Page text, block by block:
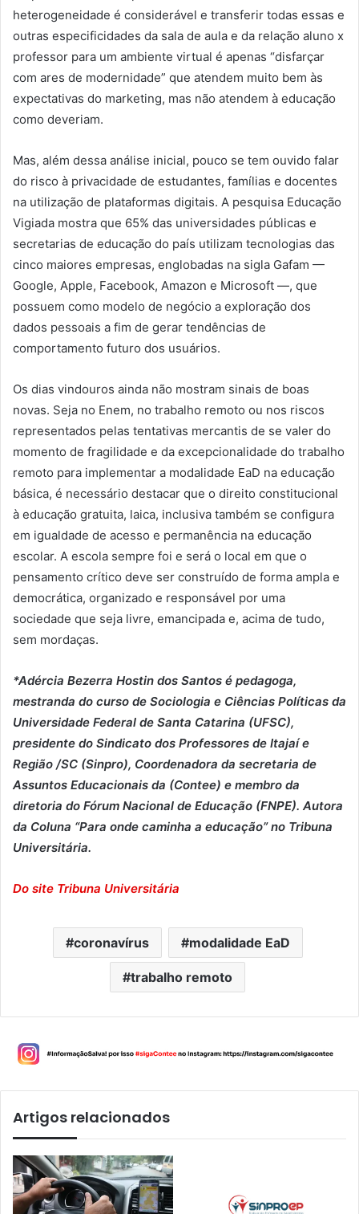
heterogeneidade é considerável e transferir todas essas e
outras especificidades da sala de aula e da relação aluno x
professor para um ambiente virtual é apenas “disfarçar
com ares de modernidade” que atendem muito bem às
expectativas do marketing, mas não atendem à educação
como deveriam.
Mas, além dessa análise inicial, pouco se tem ouvido falar
do risco à privacidade de estudantes, famílias e docentes
na utilização de plataformas digitais. A pesquisa Educação
Vigiada mostra que 65% das universidades públicas e
secretarias de educação do país utilizam tecnologias das
cinco maiores empresas, englobadas na sigla Gafam —
Google, Apple, Facebook, Amazon e Microsoft —, que
possuem como modelo de negócio a exploração dos
dados pessoais a fim de gerar tendências de
comportamento futuro dos usuários.
Os dias vindouros ainda não mostram sinais de boas
novas. Seja no Enem, no trabalho remoto ou nos riscos
representados pelas tentativas mercantis de se valer do
momento de fragilidade e da excepcionalidade do trabalho
remoto para implementar a modalidade EaD na educação
básica, é necessário destacar que o direito constitucional
à educação gratuita, laica, inclusiva também se configura
em igualdade de acesso e permanência na educação
escolar. A escola sempre foi e será o local em que o
pensamento crítico deve ser construído de forma ampla e
democrática, organizado e responsável por uma
sociedade que seja livre, emancipada e, acima de tudo,
sem mordaças.
*Adércia Bezerra Hostin dos Santos é pedagoga,
mestranda do curso de Sociologia e Ciências Políticas da
Universidade Federal de Santa Catarina (UFSC),
presidente do Sindicato dos Professores de Itajaí e
Região /SC (Sinpro), Coordenadora da secretaria de
Assuntos Educacionais da (Contee) e membro da
diretoria do Fórum Nacional de Educação (FNPE). Autora
da Coluna “Para onde caminha a educação” no Tribuna
Universitária.
Do site Tribuna Universitária
coronavírus modalidade EaD
trabalho remoto
Artigos relacionados